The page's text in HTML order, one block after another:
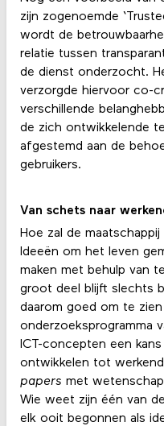
zijn zogenoemde
wordt de
relatie tussen
de dienst onderzocht.
verzorgde hiervoor co-
verschillende
de zich ontwikkelende
afgestemd aan de
gebruikers.
Van schets naar
Hoe zal de
Ideeën om het leven
maken met behulp van
groot deel blijft slechts
daarom goed om te
onderzoeksprogramma
ICT-concepten een
ontwikkelen tot
papers met
Wie weet zijn één van
elk ooit begonnen als